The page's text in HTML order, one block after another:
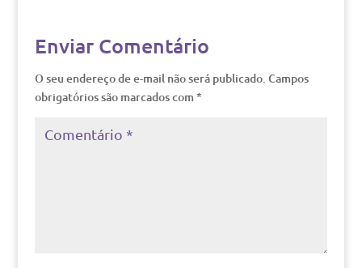
Enviar Comentário
O seu endereço de e-mail não será publicado. Campos
obrigatórios são marcados com *